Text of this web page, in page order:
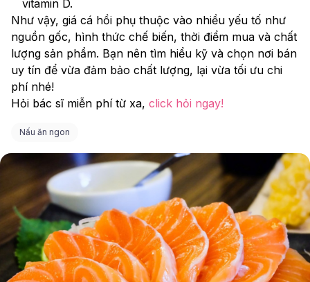
vitamin D.
Như vậy, giá cá hồi phụ thuộc vào nhiều yếu tố như
nguồn gốc, hình thức chế biến, thời điểm mua và chất
lượng sản phẩm. Bạn nên tìm hiểu kỹ và chọn nơi bán
uy tín để vừa đảm bảo chất lượng, lại vừa tối ưu chi
phí nhé!
Hỏi bác sĩ miễn phí từ xa, click hỏi ngay!
Nấu ăn ngon